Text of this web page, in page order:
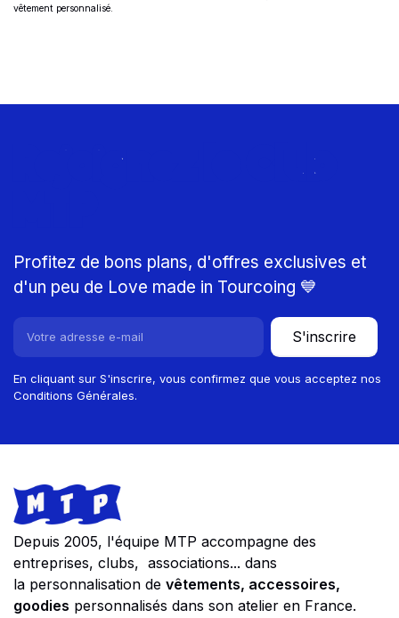
vêtement personnalisé.
Rejoignez le Club
Profitez de bons plans, d'offres exclusives et
d'un peu de Love made in Tourcoing 💙
S'inscrire
En cliquant sur S'inscrire, vous confirmez que vous acceptez nos
Conditions Générales.
Footer
Store information
Depuis 2005, l'équipe MTP accompagne des
entreprises, clubs, associations... dans
la personnalisation de vêtements, accessoires,
goodies personnalisés dans son atelier en France.